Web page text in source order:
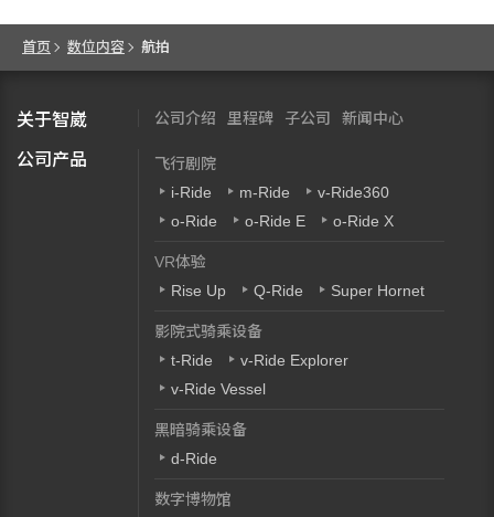
首页 数位内容 航拍
关于智崴 公司介绍 里程碑 子公司 新闻中心
公司产品
飞行剧院
i-Ride
m-Ride
v-Ride360
o-Ride
o-Ride E o-Ride X
VR体验
Rise Up
Q-Ride Super Hornet
影院式骑乘设备
t-Ride
v-Ride Explorer
v-Ride Vessel
黑暗骑乘设备
d-Ride
数字博物馆